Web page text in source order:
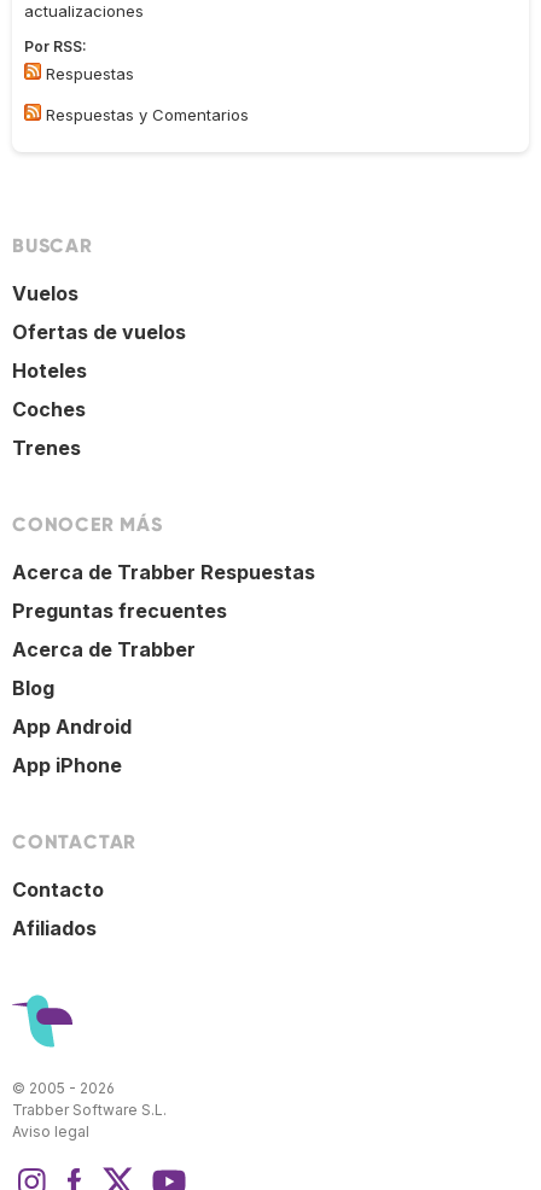
actualizaciones
Por RSS:
Respuestas
Respuestas y Comentarios
BUSCAR
Vuelos
Ofertas de vuelos
Hoteles
Coches
Trenes
CONOCER MÁS
Acerca de Trabber Respuestas
Preguntas frecuentes
Acerca de Trabber
Blog
App Android
App iPhone
CONTACTAR
Contacto
Afiliados
© 2005 - 2026
Trabber Software S.L.
Aviso legal